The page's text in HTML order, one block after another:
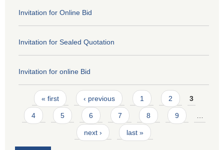
Invitation for Online Bid
Invitation for Sealed Quotation
Invitation for online Bid
Pages
« first ‹ previous 1 2 3
4 5 6 7 8 9 …
next › last »